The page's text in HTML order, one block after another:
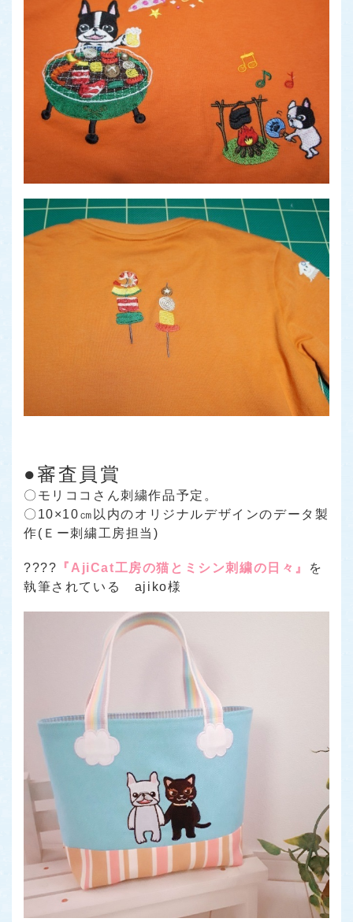
●審査員賞
〇モリココさん刺繍作品予定。
〇10×10㎝以内のオリジナルデザインのデータ製
作(Ｅー刺繍工房担当)
???? 『AjiCat工房の猫とミシン刺繍の日々』
を
執筆されている ajiko様